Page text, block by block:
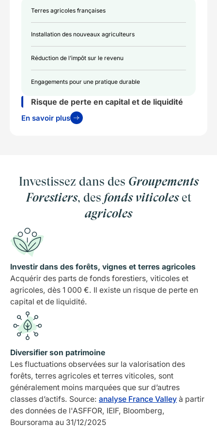
Terres agricoles françaises
Installation des nouveaux agriculteurs
Réduction de l’impôt sur le revenu
Engagements pour une pratique durable
Risque de perte en capital et de liquidité
En savoir plus
Investissez dans des Groupements
Forestiers, des fonds viticoleset
agricoles
Investir dans des forêts, vignes et terres agricoles
Acquérir des parts de fonds forestiers, viticoles et
agricoles, dès 1 000 €. Il existe un risque de perte en
capital et de liquidité.
Diversifier son patrimoine
Les fluctuations observées sur la valorisation des
forêts, terres agricoles et terres viticoles, sont
généralement moins marquées que sur d’autres
classes d’actifs. Source: analyse France Valley à partir
des données de l'ASFFOR, IEIF, Bloomberg,
Boursorama au 31/12/2025